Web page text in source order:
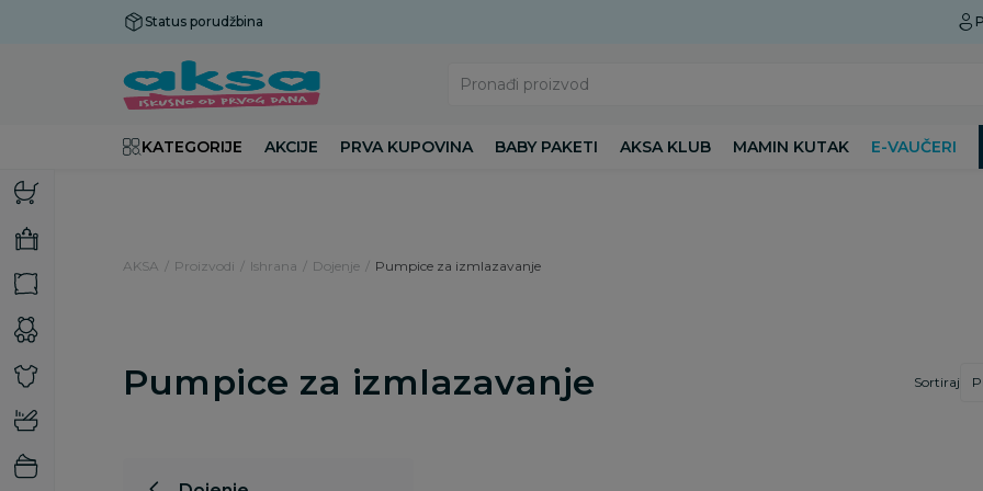
Status porudžbina
Pronađi proizvod
KATEGORIJE AKCIJE PRVA KUPOVINA BABY PAKETI AKSA KLUB MAMIN KUTAK E-VAUČERI
AKSA Proizvodi Ishrana Dojenje Pumpice za izmlazavanje
Pumpice za izmlazavanje Sortiraj